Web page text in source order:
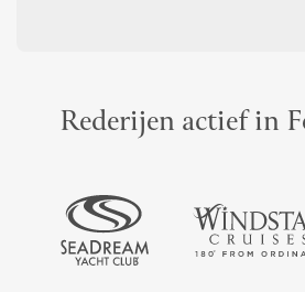
Rederijen actief in